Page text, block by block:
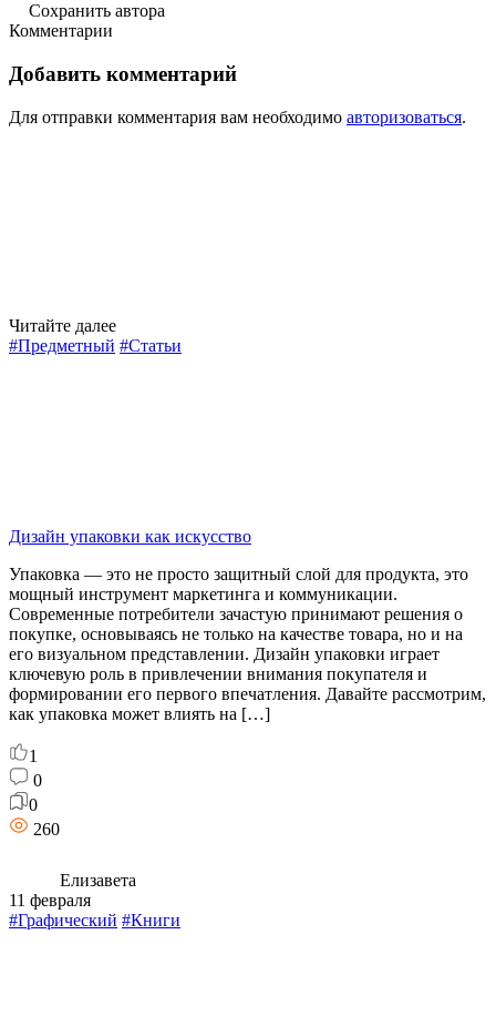
Сохранить автора
Комментарии
Добавить комментарий
Для отправки комментария вам необходимо авторизоваться.
Читайте далее
#Предметный #Статьи
Дизайн упаковки как искусство
Упаковка — это не просто защитный слой для продукта, это
мощный инструмент маркетинга и коммуникации.
Современные потребители зачастую принимают решения о
покупке, основываясь не только на качестве товара, но и на
его визуальном представлении. Дизайн упаковки играет
ключевую роль в привлечении внимания покупателя и
формировании его первого впечатления. Давайте рассмотрим,
как упаковка может влиять на […]
1
0
0
260
Елизавета
11 февраля
#Графический #Книги